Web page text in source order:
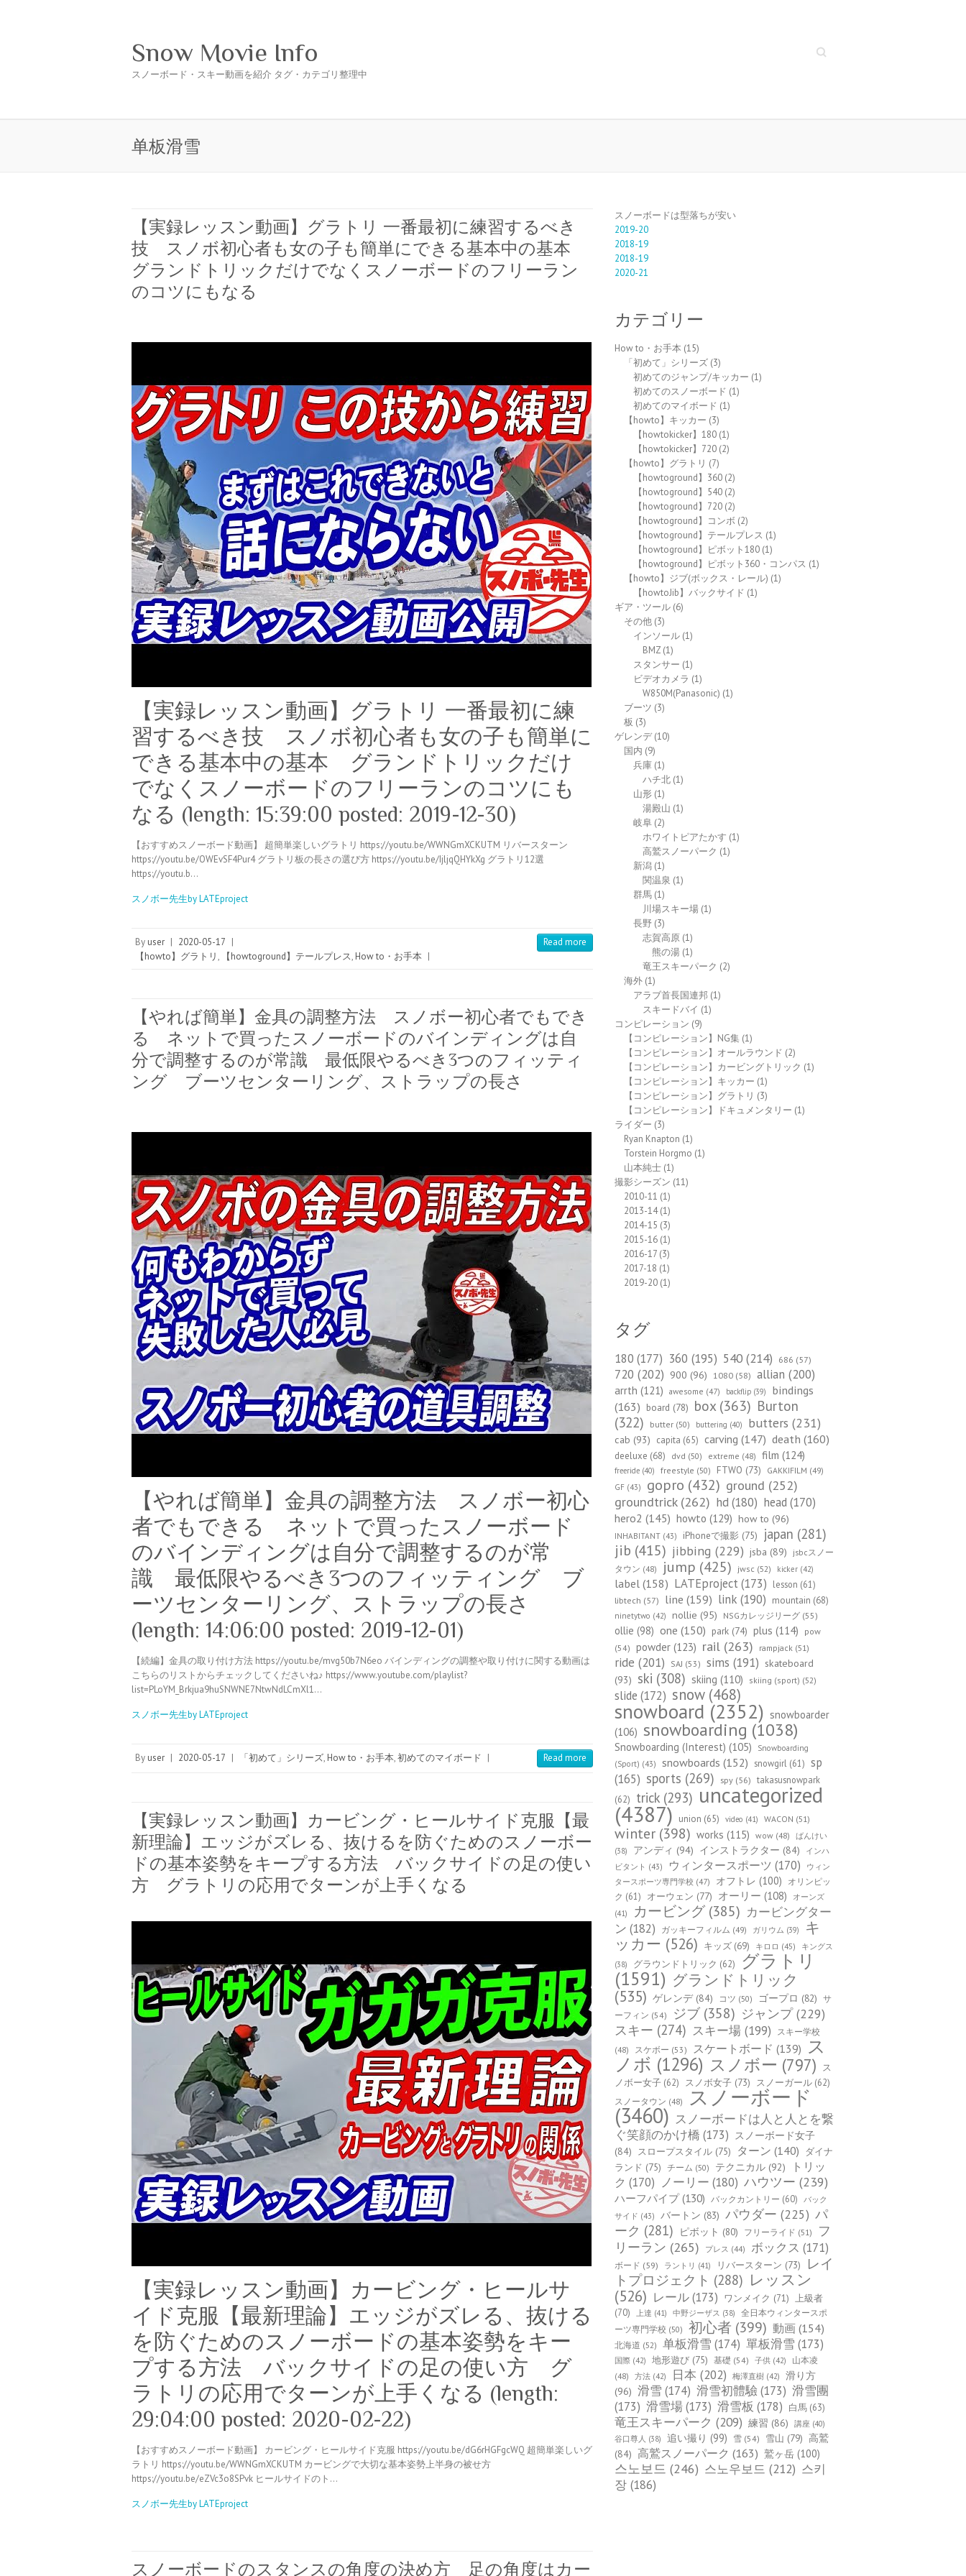
Search
Snow Movie Info
スノーボード・スキー動画を紹介 タグ・カテゴリ整理中
单板滑雪
【実録レッスン動画】グラトリ 一番最初に練習するべき
技 スノボ初心者も女の子も簡単にできる基本中の基本
グランドトリックだけでなくスノーボードのフリーラン
のコツにもなる
【実録レッスン動画】グラトリ 一番最初に練
習するべき技 スノボ初心者も女の子も簡単に
できる基本中の基本 グランドトリックだけ
でなくスノーボードのフリーランのコツにも
なる (length: 15:39:00 posted: 2019-12-30)
【おすすめスノーボード動画】 超簡単楽しいグラトリ https://youtu.be/WWNGmXCKUTM リバースターン
https://youtu.be/OWEvSF4Pur4 グラトリ板の長さの選び方 https://youtu.be/IjljqQHYkXg グラトリ12選
https://youtu.b…
スノボー先生by LATEproject
By user | 2020-05-17 |
【howto】グラトリ, 【howtoground】テールプレス, How to・お手本 |
Read more
【やれば簡単】金具の調整方法 スノボー初心者でもでき
る ネットで買ったスノーボードのバインディングは自
分で調整するのが常識 最低限やるべき3つのフィッティ
ング ブーツセンターリング、ストラップの長さ
【やれば簡単】金具の調整方法 スノボー初心
者でもできる ネットで買ったスノーボード
のバインディングは自分で調整するのが常
識 最低限やるべき3つのフィッティング ブ
ーツセンターリング、ストラップの長さ
(length: 14:06:00 posted: 2019-12-01)
【続編】金具の取り付け方法 https://youtu.be/mvg50b7N6eo バインディングの調整や取り付けに関する動画は
こちらのリストからチェックしてくださいね♪ https://www.youtube.com/playlist?
list=PLoYM_Brkjua9huSNWNE7NtwNdLCmXl1…
スノボー先生by LATEproject
By user | 2020-05-17 | 「初めて」シリーズ, How to・お手本,初めてのマイボード | Read more
【実録レッスン動画】カービング・ヒールサイド克服【最
新理論】エッジがズレる、抜けるを防ぐためのスノーボー
ドの基本姿勢をキープする方法 バックサイドの足の使い
方 グラトリの応用でターンが上手くなる
【実録レッスン動画】カービング・ヒールサ
イド克服【最新理論】エッジがズレる、抜ける
を防ぐためのスノーボードの基本姿勢をキー
プする方法 バックサイドの足の使い方 グ
ラトリの応用でターンが上手くなる (length:
29:04:00 posted: 2020-02-22)
【おすすめスノーボード動画】 カービング・ヒールサイド克服 https://youtu.be/dG6rHGFgcWQ 超簡単楽しいグ
ラトリ https://youtu.be/WWNGmXCKUTM カービングで大切な基本姿勢上半身の被せ方
https://youtu.be/eZVc3o8SPvk ヒールサイドのト…
スノボー先生by LATEproject
スノーボードのスタンスの角度の決め方 足の角度はカー
スノーボードは型落ちが安い
2019-20
2018-19
2018-19
2020-21
カテゴリー
How to・お手本 (15)
「初めて」シリーズ (3)
初めてのジャンプ/キッカー (1)
初めてのスノーボード (1)
初めてのマイボード (1)
【howto】キッカー (3)
【howtokicker】180 (1)
【howtokicker】720 (2)
【howto】グラトリ (7)
【howtoground】360 (2)
【howtoground】540 (2)
【howtoground】720 (2)
【howtoground】コンボ (2)
【howtoground】テールプレス (1)
【howtoground】ピボット180 (1)
【howtoground】ピボット360・コンパス (1)
【howto】ジブ(ボックス・レール) (1)
【howtoJib】バックサイド (1)
ギア・ツール (6)
その他 (3)
インソール (1)
BMZ (1)
スタンサー (1)
ビデオカメラ (1)
W850M(Panasonic) (1)
ブーツ (3)
板 (3)
ゲレンデ(10)
国内 (9)
兵庫 (1)
ハチ北 (1)
山形 (1)
湯殿山 (1)
岐阜 (2)
ホワイトピアたかす (1)
高鷲スノーパーク (1)
新潟 (1)
関温泉 (1)
群馬 (1)
川場スキー場 (1)
長野 (3)
志賀高原 (1)
熊の湯 (1)
竜王スキーパーク (2)
海外 (1)
アラブ首長国連邦 (1)
スキードバイ (1)
コンピレーション (9)
【コンピレーション】NG集 (1)
【コンピレーション】オールラウンド (2)
【コンピレーション】カービングトリック (1)
【コンピレーション】キッカー (1)
【コンピレーション】グラトリ (3)
【コンピレーション】ドキュメンタリー (1)
ライダー (3)
Ryan Knapton (1)
Torstein Horgmo (1)
山本純士 (1)
撮影シーズン (11)
2010-11 (1)
2013-14(1)
2014-15 (3)
2015-16 (1)
2016-17 (3)
2017-18 (1)
2019-20 (1)
タグ
180 (177) 360 (195) 540 (214) 686 (57)
720 (202) 900 (96) 1080 (58) allian (200)
arrth (121) awesome (47) backflip (39)
bindings
(163) board (78) box(363) Burton
(322)
butter (50) buttering (40) butters (231)
cab (93) capita (65) carving (147) death (160)
deeluxe (68) dvd (50) extreme (48) film (124)
freeride (40) freestyle (50) FTWO (73) GAKKIFILM (49)
GF (43) gopro (432) ground (252)
groundtrick(262) hd(180) head(170)
hero2 (145) howto (129) how to (96)
INHABITANT (43) iPhoneで撮影 (75) japan (281)
jib (415) jibbing (229) jsba (89)
jsbcスノー
タウン (48) jump (425) jwsc (52) kicker (42)
label (158) LATEproject(173) lesson (61)
libtech (57) line (159) link (190) mountain (68)
ninetytwo (42) nollie (95) NSGカレッジリーグ (55)
ollie (98) one (150) park (74) plus (114)
pow
(54)
powder (123) rail (263) rampjack (51)
ride (201) SAJ (53) sims (191) skateboard
(93) ski (308) skiing (110) skiing (sport) (52)
slide (172) snow (468)
snowboard (2352) snowboarder
(106) snowboarding (1038)
Snowboarding (Interest) (105)
Snowboarding
(Sport) (43) snowboards (152) snowgirl (61) sp
(165) sports (269) spy (56)
takasusnowpark
(62)
trick (293) uncategorized
(4387) union (65) video (41) WACON (51)
winter (398) works (115) wow (48)
ばんけい
(38)
アンディ (94) インストラクター (84)
インハ
ビタント (43) ウィンタースポーツ (170)
ウィン
タースポーツ専門学校 (47) オフトレ (100)
オリンピッ
ク (61) オーウェン (77) オーリー (108)
オーンズ
(41)
カービング (385) カービングター
ン (182) ガッキーフィルム (49) ガリウム (39)
キ
ッカー (526) キッズ (69) キロロ (45)
キングス
(38)
グラウンドトリック (62) グラトリ
(1591) グランドトリック
(535) ゲレンデ(84) コツ (50) ゴープロ (82)
サ
ーフィン (54) ジブ (358) ジャンプ(229)
スキー (274) スキー場 (199)
スキー学校
(48)
スケボー (53) スケートボード (139) ス
ノボ (1296) スノボー (797)
ス
ノボー女子 (62) スノボ女子 (73) スノーガール (62)
スノータウン (48) スノーボード
(3460) スノーボードは人と人とを繋
ぐ笑顔のかけ橋 (173) スノーボード女子
(84) スロープスタイル (75) ターン (140) ダイナ
ランド (75) チーム (50) テクニカル (92)
トリッ
ク (170) ノーリー (180) ハウツー (239)
ハーフパイプ(130) バックカントリー (60)
バック
サイド (43) バートン (83) パウダー (225) パ
ーク (281) ピボット (80) フリーライド (51)
フ
リーラン (265) プレス (44) ボックス (171)
ボード (59) ラントリ (41) リバースターン (73)
レイ
トプロジェクト (288) レッスン
(526) レール(173) ワンメイク (71) 上級者
(70)
上達 (41) 中野ジーザス (38)
全日本ウィンタースポ
ーツ専門学校 (50) 初心者 (399) 動画 (154)
北海道 (52) 单板滑雪 (174) 單板滑雪 (173)
国際 (42) 地形遊び (75) 基礎 (54) 子供 (42)
山本凌
(48)
方法 (42) 日本 (202) 梅澤直樹 (42)
滑り方
(96) 滑雪 (174) 滑雪初體驗 (173) 滑雪團
(173) 滑雪場(173) 滑雪板 (178) 白馬 (63)
竜王スキーパーク (209) 練習 (86) 講座 (40)
谷口尊人 (38) 追い撮り (99) 雪 (54) 雪山 (79) 高鷲
(84) 高鷲スノーパーク (163) 鷲ヶ岳 (100)
스노보드 (246) 스노우보드 (212) 스키
장 (186)